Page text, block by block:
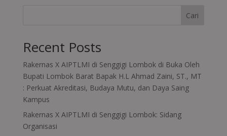
Cari
Recent Posts
Rakernas X AIPTLMI di Senggigi Lombok di Buka Oleh
Bupati Lombok Barat Bapak H.L Ahmad Zaini, ST., MT
: Perkuat Akreditasi, Budaya Mutu, dan Daya Saing
Kampus
Rakernas X AIPTLMI di Senggigi Lombok: Sidang
Organisasi